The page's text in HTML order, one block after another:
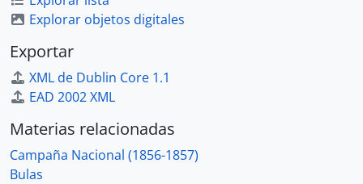
[UD compuesta] 0175 - Expedientes matrimoniales (letras S-Z), correspondencia del Obispado de San José y documentos diversos
[UD compuesta] 0176 - Expedientes matrimoniales (letras C-D), correspondencia del Obispado de San José y documentos diversos
[UD compuesta] 0179 - Expedientes matrimoniales (letras M-R), correspondencia del Obispado de San José y documentos diversos
[UD compuesta] 0180 - Expedientes matrimoniales (letras B-D), correspondencia del Obispado de San José y documentos diversos
[UD compuesta] 0181 - Expedientes matrimoniales (letras E-L), correspondencia del Obispado de San José y documentos diversos
[UD compuesta] 0182 - Expedientes matrimoniales (letras A, T-V), correspondencia del Obispado de San José y documentos diversos
[UD compuesta] 0183 - Expedientes matrimoniales (letras R-S), correspondencia del Obispado de San José y documentos diversos
Explorar objetos digitales
Exportar
XML de Dublin Core 1.1
EAD 2002 XML
Materias relacionadas
Campaña Nacional (1856-1857)
Bulas